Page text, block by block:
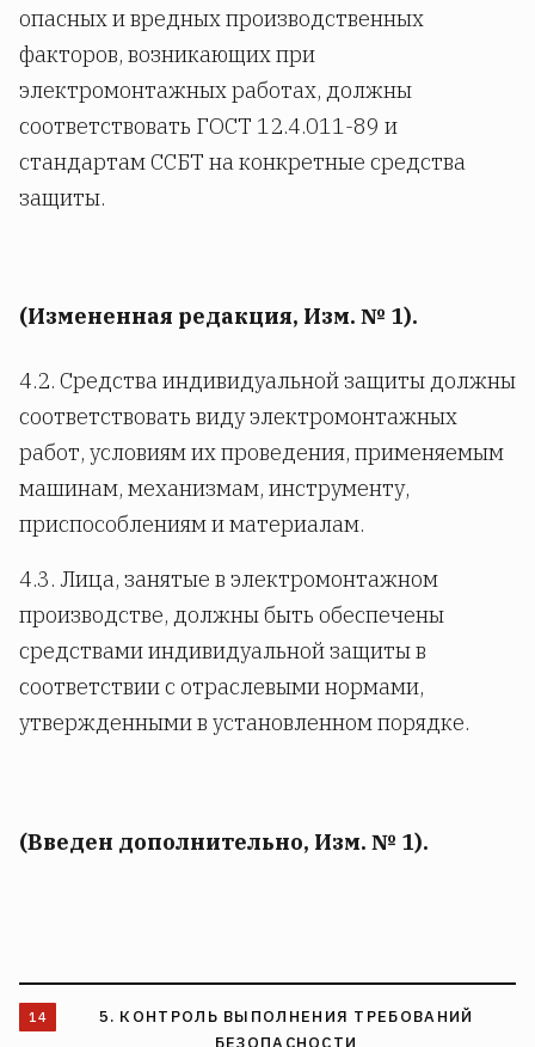
опасных и вредных производственных
факторов, возникающих при
электромонтажных работах, должны
соответствовать ГОСТ 12.4.011-89 и
стандартам ССБТ на конкретные средства
защиты.
(Измененная редакция, Изм. № 1).
4.2. Средства индивидуальной защиты должны
соответствовать виду электромонтажных
работ, условиям их проведения, применяемым
машинам, механизмам, инструменту,
приспособлениям и материалам.
4.3. Лица, занятые в электромонтажном
производстве, должны быть обеспечены
средствами индивидуальной защиты в
соответствии с отраслевыми нормами,
утвержденными в установленном порядке.
(Введен дополнительно, Изм. № 1).
5. КОНТРОЛЬ ВЫПОЛНЕНИЯ ТРЕБОВАНИЙ